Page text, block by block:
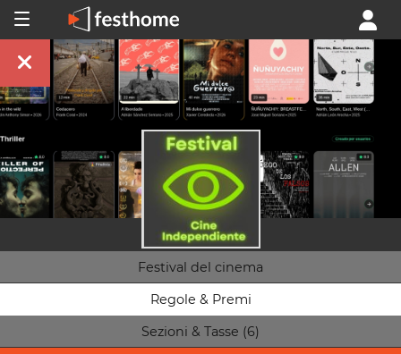
Festival del cinema
Regole & Premi
Sezioni & Tasse (6)